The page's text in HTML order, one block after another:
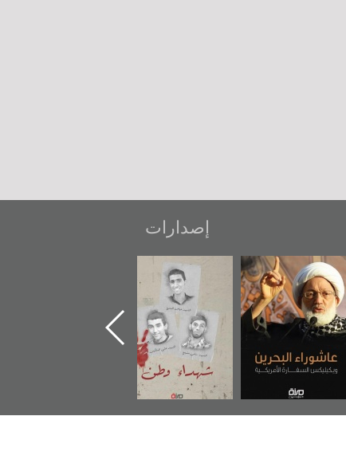
إصدارات
عاشوراء البحرين...
ويكيليكس السفارة
الأمريكية
شهداء وطن